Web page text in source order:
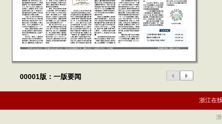
00001版：一版要闻
浙江在